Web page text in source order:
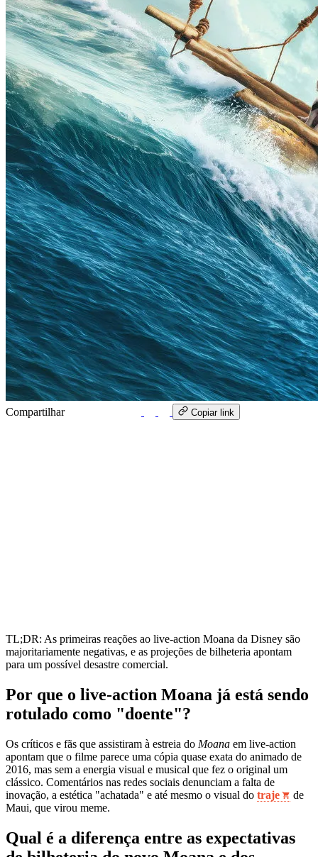
Compartilhar Copiar link
TL;DR: As primeiras reações ao live-action Moana da Disney são
majoritariamente negativas, e as projeções de bilheteria apontam
para um possível desastre comercial.
Por que o live-action Moana já está sendo
rotulado como "doente"?
Os críticos e fãs que assistiram à estreia do Moana em live-action
apontam que o filme parece uma cópia quase exata do animado de
2016, mas sem a energia visual e musical que fez o original um
clássico. Comentários nas redes sociais denunciam a falta de
inovação, a estética "achatada" e até mesmo o visual do traje
de
Maui, que virou meme.
Qual é a diferença entre as expectativas